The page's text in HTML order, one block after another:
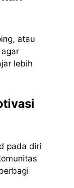
atau
lebih
pada diri